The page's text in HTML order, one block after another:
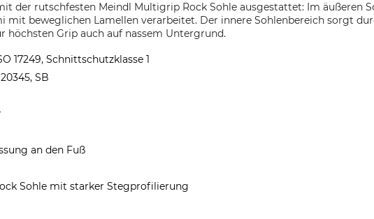
der rutschfesten Meindl Multigrip Rock Sohle ausgestattet: Im äußeren
mit beweglichen Lamellen verarbeitet. Der innere Sohlenbereich sorgt
Grip auch auf nassem Untergrund.
17249, Schnittschutzklasse 1
SB
an den Fuß
Sohle mit starker Stegprofilierung